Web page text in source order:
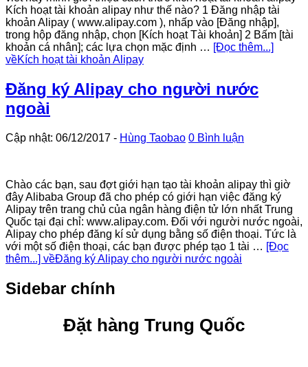
Kích hoạt tài khoản alipay như thế nào? 1 Đăng nhập tài
khoản Alipay ( www.alipay.com ), nhấp vào [Đăng nhập],
trong hộp đăng nhập, chọn [Kích hoạt Tài khoản] 2 Bấm [tài
khoản cá nhân]; các lựa chọn mặc định … [Đọc thêm...]
vềKích hoạt tài khoản Alipay
Đăng ký Alipay cho người nước
ngoài
Cập nhật: 06/12/2017 - Hùng Taobao 0 Bình luận
Chào các bạn, sau đợt giới hạn tạo tài khoản alipay thì giờ
đây Alibaba Group đã cho phép có giới hạn việc đăng ký
Alipay trên trang chủ của ngân hàng điện tử lớn nhất Trung
Quốc tại đại chỉ: www.alipay.com. Đối với người nước ngoài,
Alipay cho phép đăng kí sử dụng bằng số điện thoại. Tức là
với một số điện thoại, các bạn được phép tạo 1 tài … [Đọc
thêm...] vềĐăng ký Alipay cho người nước ngoài
Sidebar chính
Đặt hàng Trung Quốc